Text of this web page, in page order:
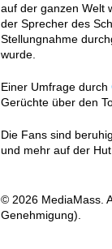
auf der ganzen Welt
der Sprecher des
Stellungnahme
wurde.
Einer Umfrage durch
Gerüchte über den
Die Fans sind
und mehr auf der Hut
© 2026 MediaMass.
Genehmigung).